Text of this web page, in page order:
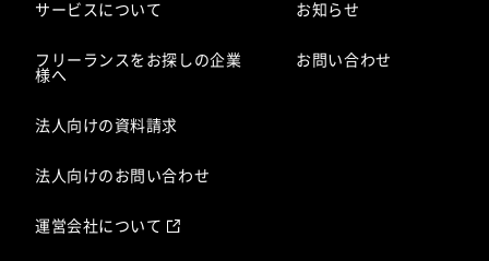
サービスについて
フリーランスをお探しの企業
様へ
法人向けの資料請求
法人向けのお問い合わせ
お知らせ
お問い合わせ
運営会社について